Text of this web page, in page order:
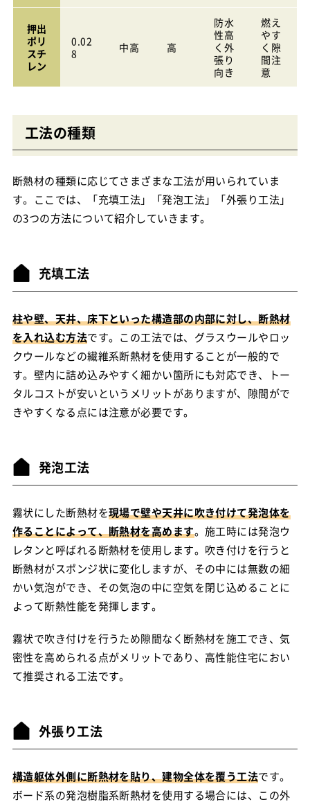
押出
ポリ
スチ
レン
0.02
8
中高 高
防水
性高
く外
張り
向き
燃え
やす
く隙
間注
意
工法の種類
断熱材の種類に応じてさまざまな工法が用いられていま
す。ここでは、「充填工法」「発泡工法」「外張り工法」
の3つの方法について紹介していきます。
充填工法
柱や壁、天井、床下といった構造部の内部に対し、断熱材
を入れ込む方法です。この工法では、グラスウールやロッ
クウールなどの繊維系断熱材を使用することが一般的で
す。壁内に詰め込みやすく細かい箇所にも対応でき、トー
タルコストが安いというメリットがありますが、隙間がで
きやすくなる点には注意が必要です。
発泡工法
霧状にした断熱材を現場で壁や天井に吹き付けて発泡体を
作ることによって、断熱材を高めます。施工時には発泡ウ
レタンと呼ばれる断熱材を使用します。吹き付けを行うと
断熱材がスポンジ状に変化しますが、その中には無数の細
かい気泡ができ、その気泡の中に空気を閉じ込めることに
よって断熱性能を発揮します。
霧状で吹き付けを行うため隙間なく断熱材を施工でき、気
密性を高められる点がメリットであり、高性能住宅におい
て推奨される工法です。
外張り工法
構造躯体外側に断熱材を貼り、建物全体を覆う工法です。
ボード系の発泡樹脂系断熱材を使用する場合には、この外